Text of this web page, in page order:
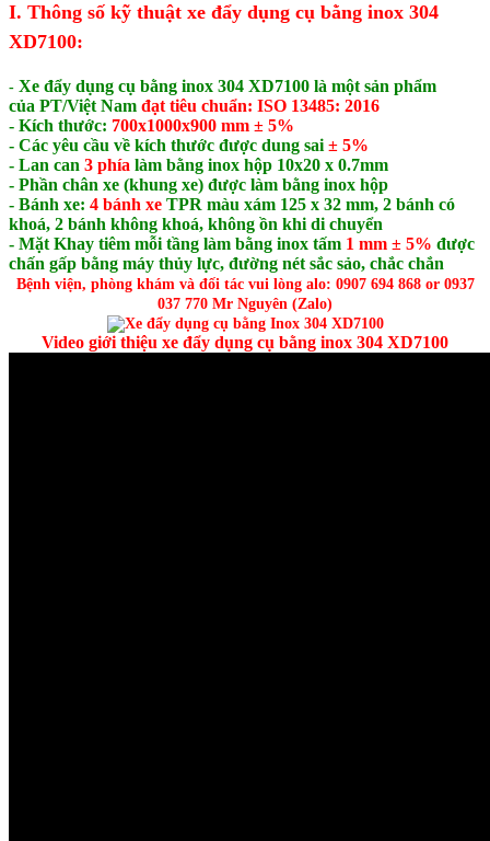
I. Thông số kỹ thuật xe đẩy dụng cụ bằng inox 304
XD7100:
- Xe đẩy dụng cụ bằng inox 304 XD7100 là một sản phẩm
của PT/Việt Nam đạt tiêu chuẩn: ISO 13485: 2016
- Kích thước: 700x1000x900 mm ± 5%
- Các yêu cầu về kích thước được dung sai ± 5%
- Lan can 3 phía làm bằng inox hộp 10x20 x 0.7mm
- Phần chân xe (khung xe) được làm bằng inox hộp
- Bánh xe: 4 bánh xe TPR màu xám 125 x 32 mm, 2 bánh có
khoá, 2 bánh không khoá, không ồn khi di chuyển
- Mặt Khay tiêm mỗi tầng làm bằng inox tấm 1 mm ± 5% được
chấn gấp bằng máy thủy lực, đường nét sắc sảo, chắc chắn
Bệnh viện, phòng khám và đối tác vui lòng alo: 0907 694 868 or 0937
037 770 Mr Nguyên (Zalo)
Video giới thiệu xe đẩy dụng cụ bằng inox 304 XD7100